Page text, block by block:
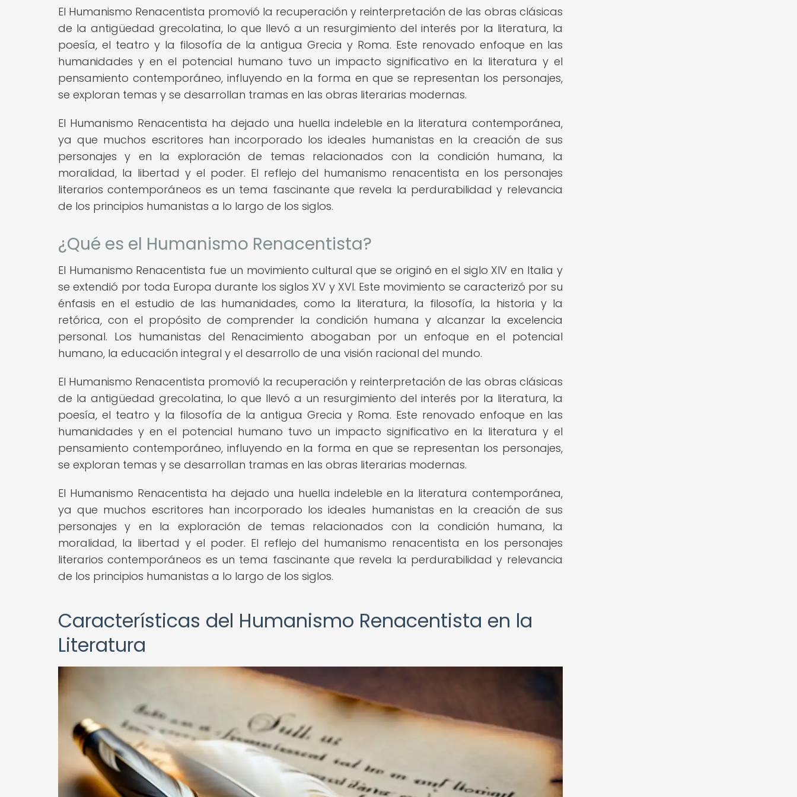
El Humanismo Renacentista promovió la recuperación y reinterpretación de las obras clásicas
de la antigüedad grecolatina, lo que llevó a un resurgimiento del interés por la literatura, la
poesía, el teatro y la filosofía de la antigua Grecia y Roma. Este renovado enfoque en las
humanidades y en el potencial humano tuvo un impacto significativo en la literatura y el
pensamiento contemporáneo, influyendo en la forma en que se representan los personajes,
se exploran temas y se desarrollan tramas en las obras literarias modernas.
El Humanismo Renacentista ha dejado una huella indeleble en la literatura contemporánea,
ya que muchos escritores han incorporado los ideales humanistas en la creación de sus
personajes y en la exploración de temas relacionados con la condición humana, la
moralidad, la libertad y el poder. El reflejo del humanismo renacentista en los personajes
literarios contemporáneos es un tema fascinante que revela la perdurabilidad y relevancia
de los principios humanistas a lo largo de los siglos.
¿Qué es el Humanismo Renacentista?
El Humanismo Renacentista fue un movimiento cultural que se originó en el siglo XIV en Italia y
se extendió por toda Europa durante los siglos XV y XVI. Este movimiento se caracterizó por su
énfasis en el estudio de las humanidades, como la literatura, la filosofía, la historia y la
retórica, con el propósito de comprender la condición humana y alcanzar la excelencia
personal. Los humanistas del Renacimiento abogaban por un enfoque en el potencial
humano, la educación integral y el desarrollo de una visión racional del mundo.
El Humanismo Renacentista promovió la recuperación y reinterpretación de las obras clásicas
de la antigüedad grecolatina, lo que llevó a un resurgimiento del interés por la literatura, la
poesía, el teatro y la filosofía de la antigua Grecia y Roma. Este renovado enfoque en las
humanidades y en el potencial humano tuvo un impacto significativo en la literatura y el
pensamiento contemporáneo, influyendo en la forma en que se representan los personajes,
se exploran temas y se desarrollan tramas en las obras literarias modernas.
El Humanismo Renacentista ha dejado una huella indeleble en la literatura contemporánea,
ya que muchos escritores han incorporado los ideales humanistas en la creación de sus
personajes y en la exploración de temas relacionados con la condición humana, la
moralidad, la libertad y el poder. El reflejo del humanismo renacentista en los personajes
literarios contemporáneos es un tema fascinante que revela la perdurabilidad y relevancia
de los principios humanistas a lo largo de los siglos.
Características del Humanismo Renacentista en la
Literatura